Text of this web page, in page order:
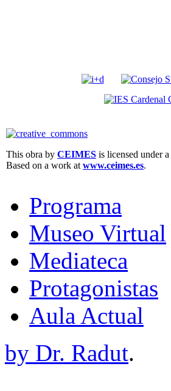
This obra by CEIMES is licensed under a
Based on a work at www.ceimes.es.
Programa
Museo Virtual
Mediateca
Protagonistas
Aula Actual
by Dr. Radut.